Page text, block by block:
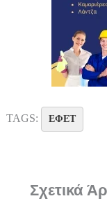
TAGS: ΕΦΕΤ
Σχετικά